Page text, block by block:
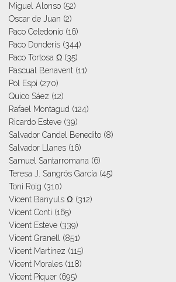
Miguel Alonso (52)
Oscar de Juan (2)
Paco Celedonio (16)
Paco Donderis (344)
Paco Tortosa Ω (35)
Pascual Benavent (11)
Pol Espi (270)
Quico Sáez (12)
Rafael Montagud (124)
Ricardo Esteve (39)
Salvador Candel Benedito (8)
Salvador Llanes (16)
Samuel Santarromana (6)
Teresa J. Sangrós García (45)
Toni Roig (310)
Vicent Banyuls Ω (312)
Vicent Conti (165)
Vicent Esteve (339)
Vicent Granell
(851)
Vicent Martinez (115)
Vicent Morales (118)
Vicent Piquer (695)